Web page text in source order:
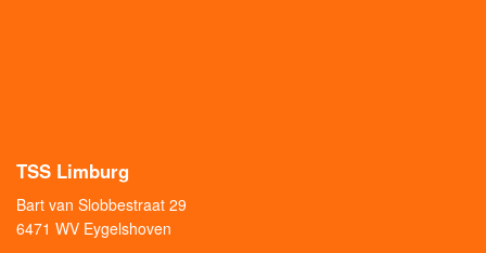
TSS Limburg
Bart van Slobbestraat 29
6471 WV Eygelshoven